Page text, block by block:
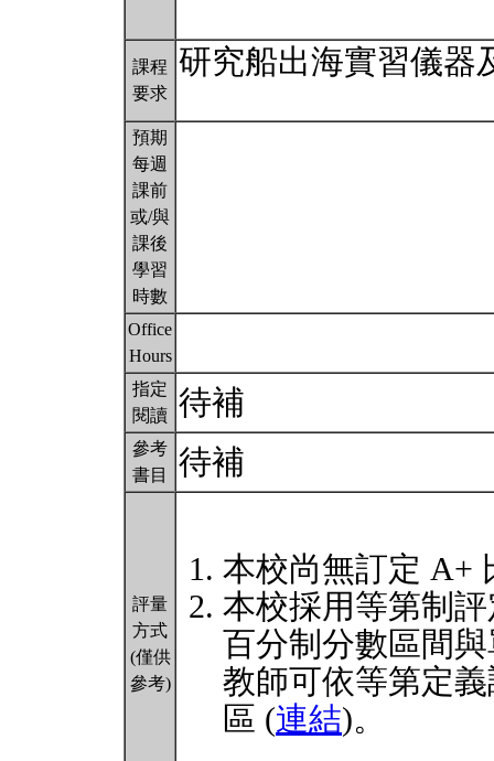
課程
要求
研究船出海實習儀器
預期
每週
課前
或/與
課後
學習
時數
Office
Hours
指定
閱讀 待補
參考
書目
待補
評量
方式
(僅供
參考)
本校尚無訂定 A+
本校採用等第制
百分制分數區間
教師可依等第定
區 (連結)。